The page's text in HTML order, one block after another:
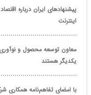
پیشنهادهای ایران درباره
اینترنت
معاون توسعه محصول و
یکدیگر هستند
با امضای تفاهم‌نامه همکاری